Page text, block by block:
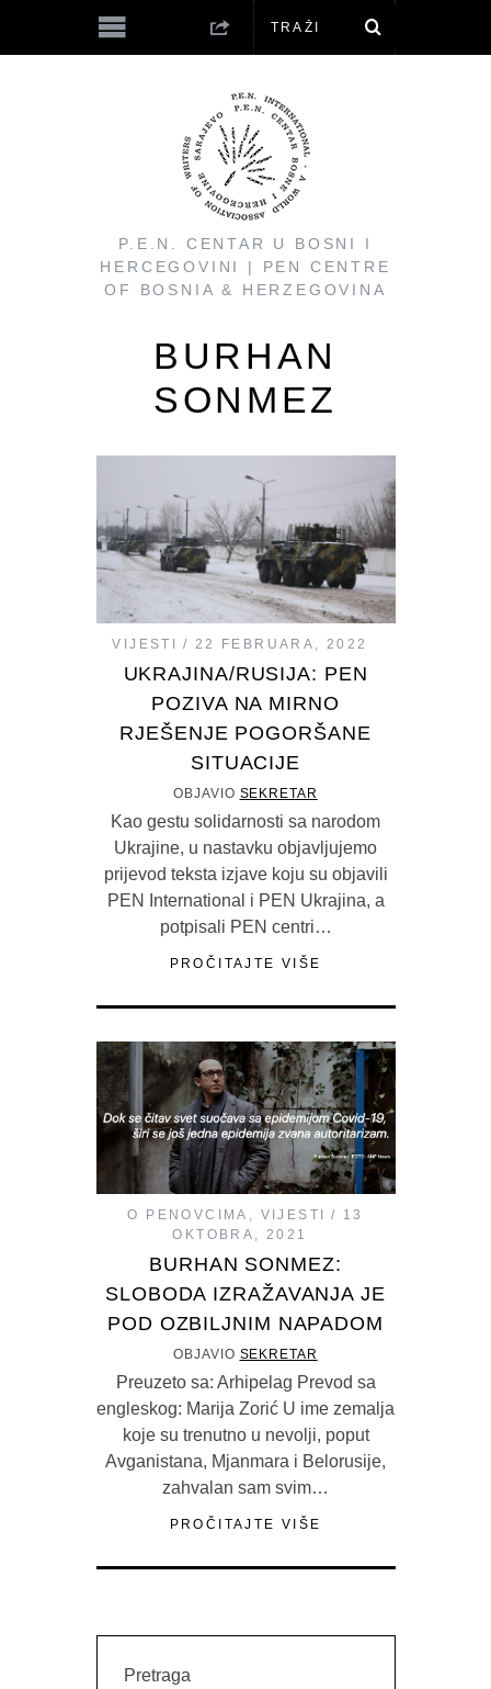
P.E.N. CENTAR U BOSNI I
HERCEGOVINI | PEN CENTRE
OF BOSNIA & HERZEGOVINA
BURHAN
SONMEZ
VIJESTI 22 FEBRUARA, 2022
UKRAJINA/RUSIJA: PEN
POZIVA NA MIRNO
RJEŠENJE POGORŠANE
SITUACIJE
OBJAVIO SEKRETAR
Kao gestu solidarnosti sa narodom
Ukrajine, u nastavku objavljujemo
prijevod teksta izjave koju su objavili
PEN International i PEN Ukrajina, a
potpisali PEN centri…
PROČITAJTE VIŠE
O PENOVCIMA , VIJESTI
13
OKTOBRA, 2021
BURHAN SONMEZ:
SLOBODA IZRAŽAVANJA JE
POD OZBILJNIM NAPADOM
OBJAVIO SEKRETAR
Preuzeto sa: Arhipelag Prevod sa
engleskog: Marija Zorić U ime zemalja
koje su trenutno u nevolji, poput
Avganistana, Mjanmara i Belorusije,
zahvalan sam svim…
PROČITAJTE VIŠE
Pretraga